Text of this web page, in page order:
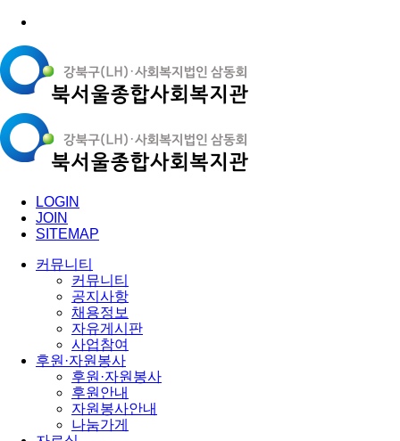
LOGIN
JOIN
SITEMAP
커뮤니티
커뮤니티
공지사항
채용정보
자유게시판
사업참여
후원·자원봉사
후원·자원봉사
후원안내
자원봉사안내
나눔가게